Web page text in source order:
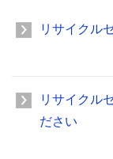
リサイクル
リサイクル
ださい